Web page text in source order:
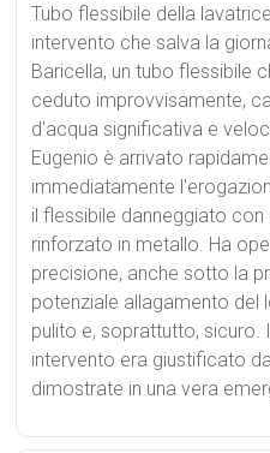
Tubo flessibile della
intervento che salva la
Baricella, un tubo flessibile
ceduto improvvisamente,
d'acqua significativa e
Eugenio è arrivato
immediatamente
il flessibile danneggiato con
rinforzato in metallo. Ha
precisione, anche sotto la
potenziale allagamento del
pulito e, soprattutto,
intervento era giustificato
dimostrate in una vera